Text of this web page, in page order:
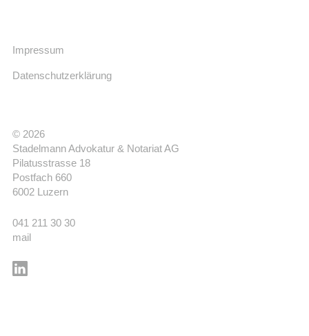
© 2026
Stadelmann Advokatur & Notariat AG
Pilatusstrasse 18
Postfach 660
6002 Luzern
041 211 30 30
mail
Impressum
Datenschutzerklärung